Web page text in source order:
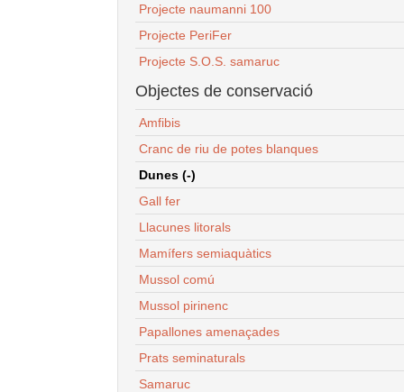
Projecte naumanni 100
Projecte PeriFer
Projecte S.O.S. samaruc
Objectes de conservació
Amfibis
Cranc de riu de potes blanques
Dunes (-)
Gall fer
Llacunes litorals
Mamífers semiaquàtics
Mussol comú
Mussol pirinenc
Papallones amenaçades
Prats seminaturals
Samaruc